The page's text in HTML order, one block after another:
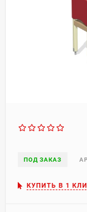
ПОД ЗАКАЗ
КУПИТЬ В 1